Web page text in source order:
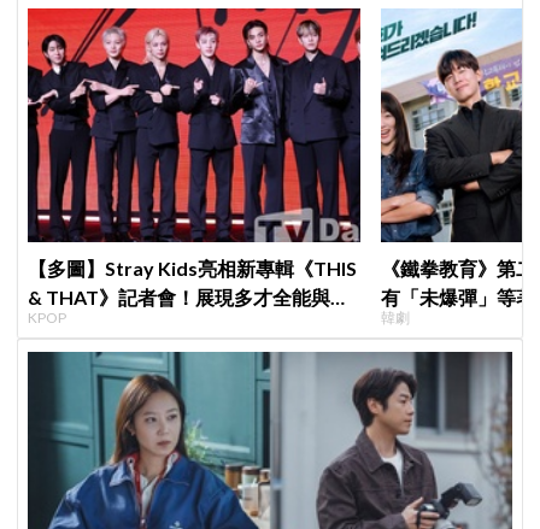
【多圖】Stray Kids亮相新專輯《THIS
& THAT》記者會！展現多才全能與滿
滿自信，預告「以熱治熱」炸裂夏日音
樂圈
KPOP
《鐵拳教育》第
有「未爆彈」等
「打更大」
韓劇